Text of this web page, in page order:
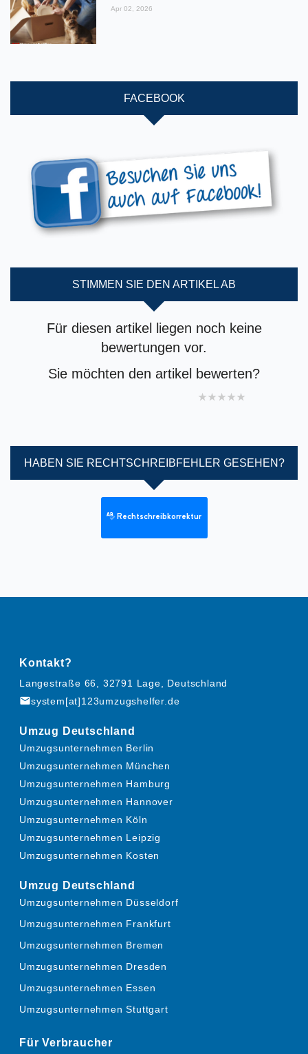
Apr 02, 2026
FACEBOOK
STIMMEN SIE DEN ARTIKEL AB
Für diesen artikel liegen noch keine
bewertungen vor.
Sie möchten den artikel bewerten?
4 stars
3 stars
2 stars
1 star
HABEN SIE RECHTSCHREIBFEHLER GESEHEN?
Rechtschreibkorrektur
Kontakt?
Langestraße 66, 32791 Lage, Deutschland
mailsystem[at]123umzugshelfer.de
Umzug Deutschland
Umzugsunternehmen Berlin
Umzugsunternehmen München
Umzugsunternehmen Hamburg
Umzugsunternehmen Hannover
Umzugsunternehmen Köln
Umzugsunternehmen Leipzig
Umzugsunternehmen Kosten
Umzug Deutschland
Umzugsunternehmen Düsseldorf
Umzugsunternehmen Frankfurt
Umzugsunternehmen Bremen
Umzugsunternehmen Dresden
Umzugsunternehmen Essen
Umzugsunternehmen Stuttgart
Für Verbraucher